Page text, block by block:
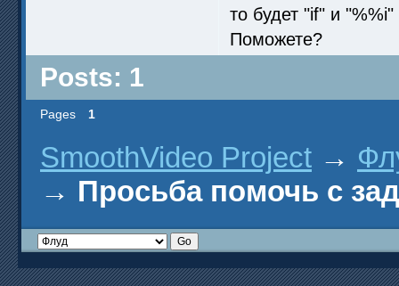
то будет "if" и
Поможете?
Posts: 1
Pages 1
SmoothVideo Project →
→ Просьба помочь с